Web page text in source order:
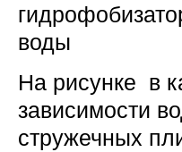
воды
На рисунке в
зависимости
стружечных